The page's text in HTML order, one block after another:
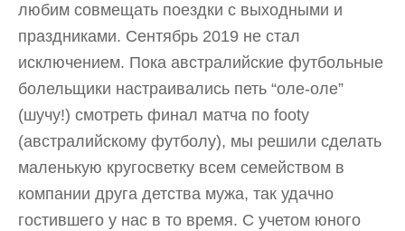
любим совмещать поездки с выходными и
праздниками. Сентябрь 2019 не стал
исключением. Пока австралийские футбольные
болельщики настраивались петь “оле-оле”
(шучу!) смотреть финал матча по footy
(австралийскому футболу), мы решили сделать
маленькую кругосветку всем семейством в
компании друга детства мужа, так удачно
гостившего у нас в то время. С учетом юного